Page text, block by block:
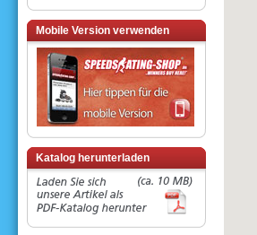
Mobile Version verwenden
Katalog herunterladen